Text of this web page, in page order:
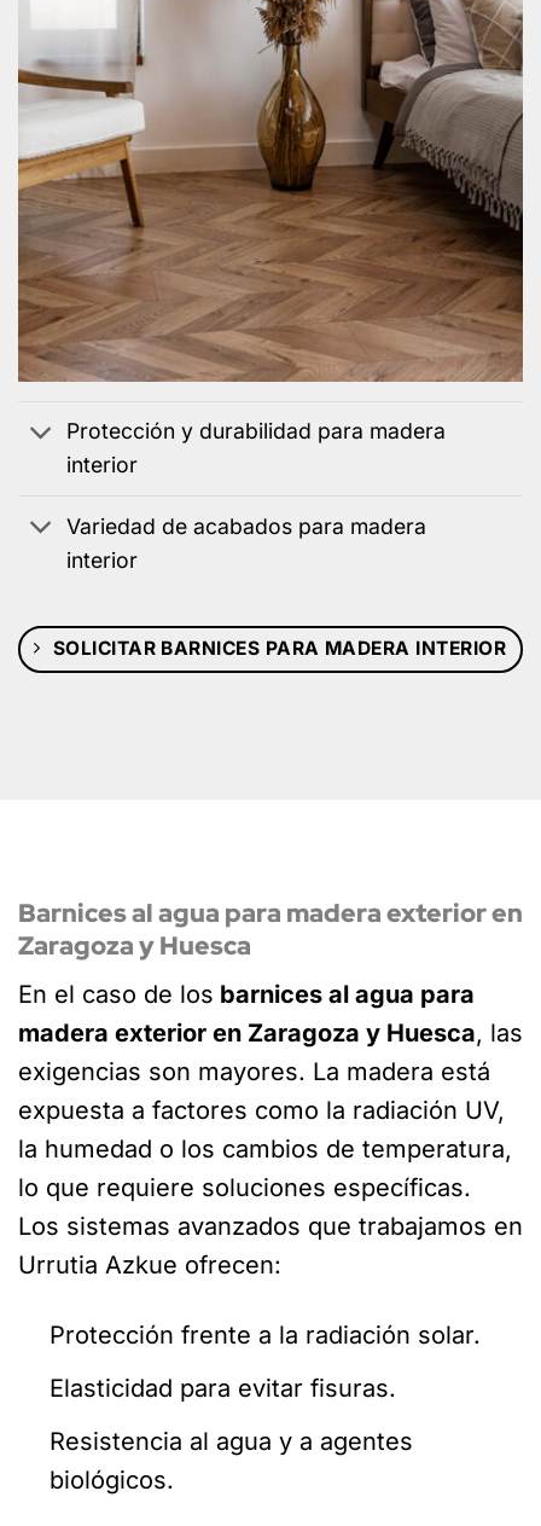
Protección y durabilidad para madera
interior
Variedad de acabados para madera
interior
SOLICITAR BARNICES PARA MADERA INTERIOR
Barnices al agua para madera exterior en
Zaragoza y Huesca
En el caso de los barnices al agua para
madera exterior en Zaragoza y Huesca, las
exigencias son mayores. La madera está
expuesta a factores como la radiación UV,
la humedad o los cambios de temperatura,
lo que requiere soluciones específicas.
Los sistemas avanzados que trabajamos en
Urrutia Azkue ofrecen:
Protección frente a la radiación solar.
Elasticidad para evitar fisuras.
Resistencia al agua y a agentes
biológicos.